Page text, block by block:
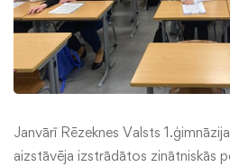
Janvārī Rēzeknes Valsts
aizstāvēja izstrādātos zinātniskās